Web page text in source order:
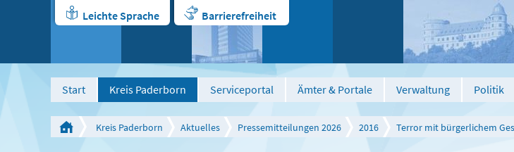
Leichte Sprache Barrierefreiheit
Start Kreis Paderborn Serviceportal Ämter & Portale Verwaltung Politik
Kreis Paderborn Aktuelles Pressemitteilungen 2026 2016 Terror mit bürgerlichem